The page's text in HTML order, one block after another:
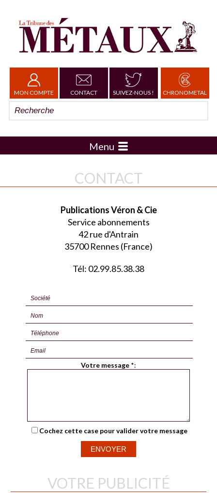
MON COMPTE CONTACT SUIVEZ-NOUS ! CHRONOMETAL
Menu
CONTACT
Publications Véron & Cie
Service abonnements
42 rue d'Antrain
35700 Rennes (France)
Tél: 02.99.85.38.38
Votre message *:
Cochez cette case pour valider votre message
VOTRE PUBLICITÉ